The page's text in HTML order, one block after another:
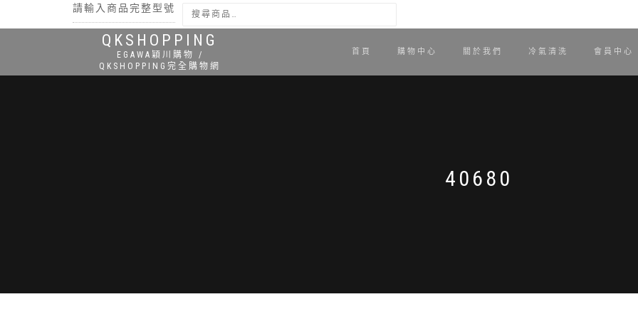
請輸入商品完整型號
搜尋
QKSHOPPING
EGAWA穎川購物 /
QKSHOPPING完全購物網
首頁 購物中心 關於我們 冷氣清洗 會員中心
40680